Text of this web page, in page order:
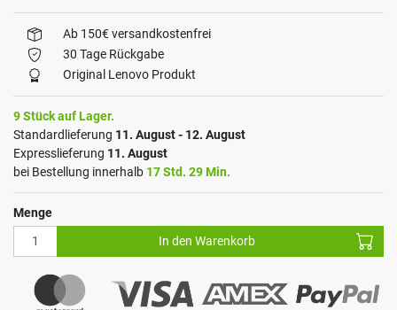
Ab 150€ versandkostenfrei
30 Tage Rückgabe
Original Lenovo Produkt
9 Stück auf Lager.
Standardlieferung 11. August - 12. August
Expresslieferung 11. August
bei Bestellung innerhalb 17 Std. 29 Min.
Menge
In den Warenkorb